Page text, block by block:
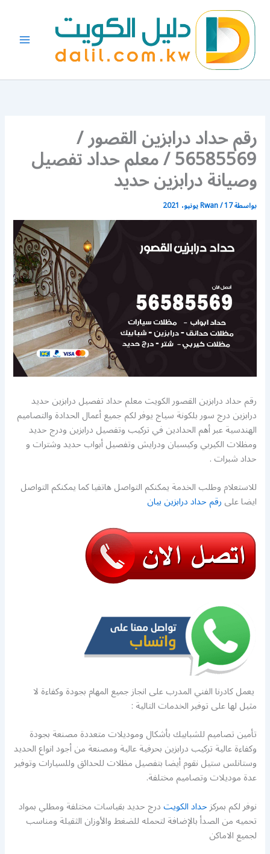
المحتوى
رقم حداد درابزين القصور /
56585569 / معلم حداد تفصيل
وصيانة درابزين حديد
بواسطة Rwan/17 يونيو، 2021
رقم حداد درابزين القصور الكويت معلم حداد تفصيل درابزين حديد
درابزين درج سور بلكونة سياج يوفر لكم جميع أعمال الحدادة والتصاميم
الهندسية عبر أهم الحدادين في تركيب وتفصيل درابزين ودرج حديد
ومظلات الكيربي وكيسبان ودرايش وتفصيل أبواب حديد وشترات و
حداد شبرات .
للاستعلام وطلب الخدمة يمكنكم التواصل هاتفيا كما يمكنكم التواصل
ايضا علىرقم حداد درابزين بيان
يعمل كادرنا الفني المدرب على انجاز جميع المهام بجودة وكفاءة لا
مثيل لها على توفير الخدمات التالية :
تأمين تصاميم للشبابيك بأشكال وموديلات متعددة مصنعة بجودة
وكفاءة عالية تركيب درابزين بحرفية عالية ومصنعة من أجود انواع الحديد
وستانلس ستيل نقوم أيضا بتفصيل مظلات للحدائق وللسيارات وتوفير
عدة موديلات وتصاميم مختلفة.
نوفر لكم بمركزحداد الكويتدرج حديد بقياسات مختلفة ومطلي بمواد
تحميه من الصدأ بالإضافة لتحمله للضغط والأوزان الثقيلة ومناسب
لجميع الاماكن